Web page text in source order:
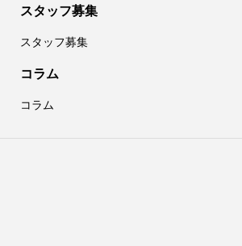
スタッフ募集
スタッフ募集
コラム
コラム